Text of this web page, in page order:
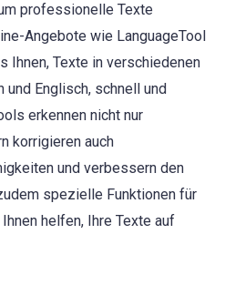
professionelle Texte
Angebote wie LanguageTool
Ihnen, Texte in verschiedenen
und Englisch, schnell und
erkennen nicht nur
korrigieren auch
und verbessern den
spezielle Funktionen für
helfen, Ihre Texte auf